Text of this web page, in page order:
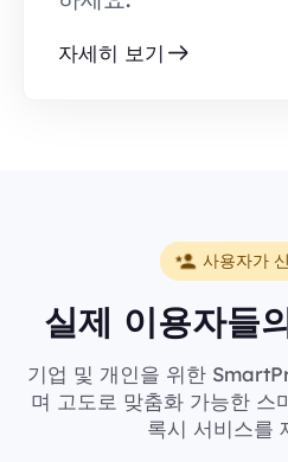
자세히 보기
사용자가
실제 이용자들
기업 및 개인을 위한
며 고도로 맞춤화 가능한 스
록시 서비스를